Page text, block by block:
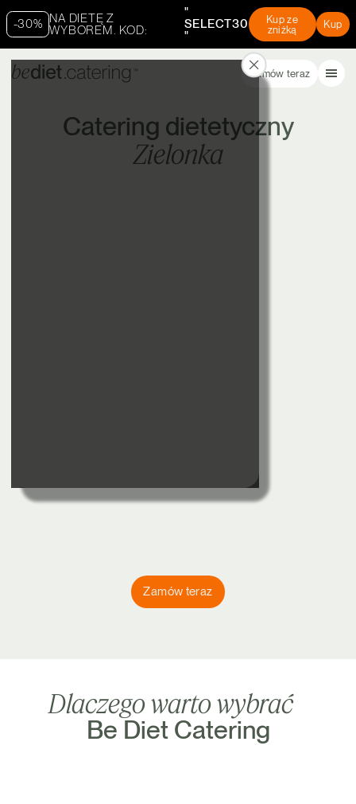
-30% NA DIETĘ Z
WYBOREM. KOD:
"
SELECT30
"
Kup ze
zniżką
Kup
Zamów teraz
Catering dietetyczny
Zielonka
Zamów teraz
Dlaczego warto wybrać
Be Diet Catering